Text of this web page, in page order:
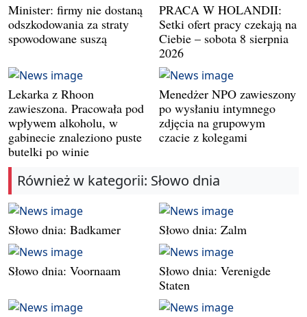
Minister: firmy nie dostaną
odszkodowania za straty
spowodowane suszą
PRACA W HOLANDII:
Setki ofert pracy czekają na
Ciebie – sobota 8 sierpnia
2026
Lekarka z Rhoon
zawieszona. Pracowała pod
wpływem alkoholu, w
gabinecie znaleziono puste
butelki po winie
Menedżer NPO zawieszony
po wysłaniu intymnego
zdjęcia na grupowym
czacie z kolegami
Również w kategorii: Słowo dnia
Słowo dnia: Badkamer Słowo dnia: Zalm
Słowo dnia: Voornaam
Słowo dnia: Verenigde
Staten